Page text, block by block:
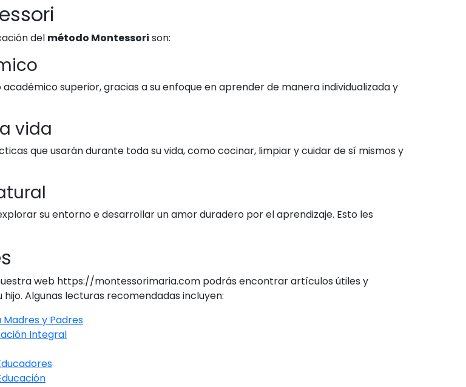
del método Montessori son:
superior, gracias a su enfoque en aprender de manera individualizada y
vida
que usarán durante toda su vida, como cocinar, limpiar y cuidar de sí mismos y
su entorno e desarrollar un amor duradero por el aprendizaje. Esto les
web https://montessorimaria.com podrás encontrar artículos útiles y
Algunas lecturas recomendadas incluyen:
y Padres
Integral